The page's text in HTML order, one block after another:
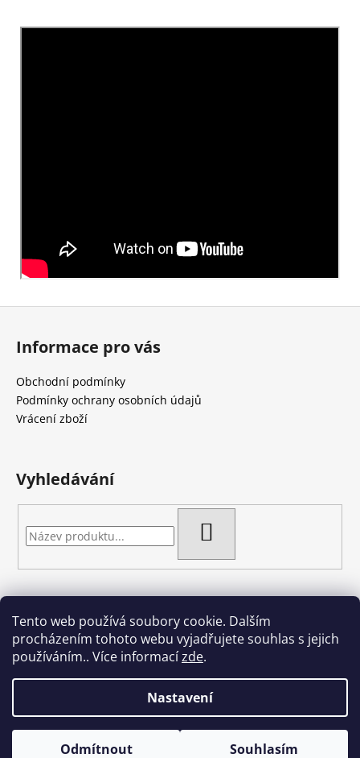
Tento web používá soubory cookie. Dalším
procházením tohoto webu vyjadřujete souhlas s jejich
používáním.. Více informacízde.
Nastavení
Odmítnout Souhlasím
Z
Informace pro vás
Obchodní podmínky
Podmínky ochrany osobních údajů
Vrácení zboží
Vyhledávání
Artgel - Facebook skupina
Creativa by Margherita
Crazy Cakes
Copyright 2026Crazy cakes . Všechna práva vyhrazena.